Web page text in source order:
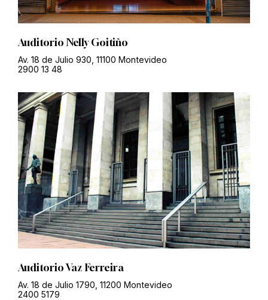
Auditorio Nelly Goitiño
Av. 18 de Julio 930, 11100 Montevideo
2900 13 48
Auditorio Vaz Ferreira
Av. 18 de Julio 1790, 11200 Montevideo
2400 5179